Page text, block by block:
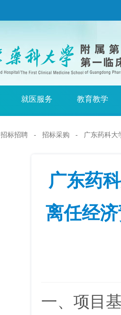
就医服务 教育教学
招标招聘 - 招标采购 - 广东药科
广东药
离任经
一、项目